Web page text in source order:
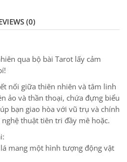
(0)
qua bộ bài Tarot lấy cảm
nối giữa thiên nhiên và tâm linh
ảo và thần thoại, chứa đựng biểu
bạn giao hòa với vũ trụ và chính
thuật tiên tri đầy mê hoặc.
mang một hình tượng động vật